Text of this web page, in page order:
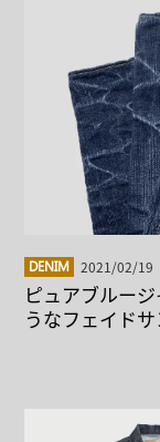
DENIM 2021/02/19
ピュアブルー
うなフェイド